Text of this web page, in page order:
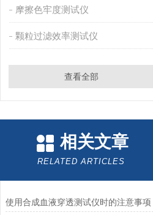
摩擦色牢度测试仪
颗粒过滤效率测试仪
查看全部
相关文章
RELATED ARTICLES
使用合成血液穿透测试仪时的注意事项